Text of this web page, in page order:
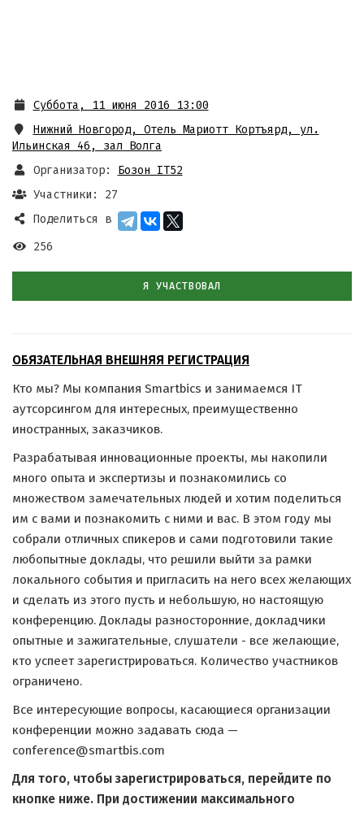
Суббота, 11 июня 2016 13:00
Нижний Новгород, Отель Мариотт Кортъярд, ул.
Ильинская 46, зал Волга
Организатор:
Бозон IT52
Участники: 27
Поделиться в
256
Я УЧАСТВОВАЛ
ОБЯЗАТЕЛЬНАЯ ВНЕШНЯЯ РЕГИСТРАЦИЯ
Кто мы? Мы компания Smartbics и занимаемся IT
аутсорсингом для интересных, преимущественно
иностранных, заказчиков.
Разрабатывая инновационные проекты, мы накопили
много опыта и экспертизы и познакомились со
множеством замечательных людей и хотим поделиться
им с вами и познакомить с ними и вас. В этом году мы
собрали отличных спикеров и сами подготовили такие
любопытные доклады, что решили выйти за рамки
локального события и пригласить на него всех желающих
и сделать из этого пусть и небольшую, но настоящую
конференцию. Доклады разносторонние, докладчики
опытные и зажигательные, слушатели - все желающие,
кто успеет зарегистрироваться. Количество участников
ограничено.
Все интересующие вопросы, касающиеся организации
конференции можно задавать сюда —
conference@smartbis.com
Для того, чтобы зарегистрироваться, перейдите по
кнопке ниже. При достижении максимального